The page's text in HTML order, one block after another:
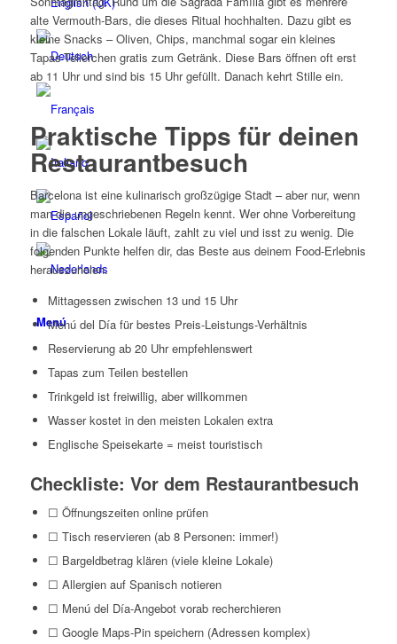
Menú
alte Vermouth-Bars, die dieses Ritual hochhalten. Dazu gibt es
kleine Snacks – Oliven, Chips, manchmal sogar ein kleines
Tapas-Tellerchen gratis zum Getränk. Diese Bars öffnen oft erst
ab 11 Uhr und sind bis 15 Uhr gefüllt. Danach kehrt Stille ein.
Praktische Tipps für deinen
Restaurantbesuch
Barcelona ist eine kulinarisch großzügige Stadt – aber nur, wenn
man die ungeschriebenen Regeln kennt. Wer ohne Vorbereitung
in die falschen Lokale läuft, zahlt zu viel und isst zu wenig. Die
folgenden Punkte helfen dir, das Beste aus deinem Food-Erlebnis
herauszuholen.
Mittagessen zwischen 13 und 15 Uhr
Menú del Día für bestes Preis-Leistungs-Verhältnis
Reservierung ab 20 Uhr empfehlenswert
Tapas zum Teilen bestellen
Trinkgeld ist freiwillig, aber willkommen
Wasser kostet in den meisten Lokalen extra
Englische Speisekarte = meist touristisch
Checkliste: Vor dem Restaurantbesuch
☐ Öffnungszeiten online prüfen
☐ Tisch reservieren (ab 8 Personen: immer!)
☐ Bargeldbetrag klären (viele kleine Lokale)
☐ Allergien auf Spanisch notieren
☐ Menú del Día-Angebot vorab recherchieren
☐ Google Maps-Pin speichern (Adressen komplex)